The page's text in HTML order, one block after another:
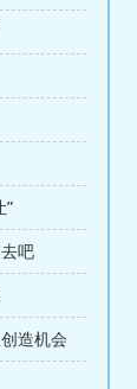
”
吧
造机会